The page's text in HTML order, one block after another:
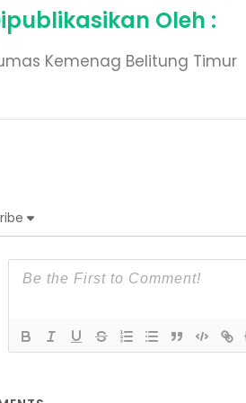
Oleh :
Kemenag Belitung Timur